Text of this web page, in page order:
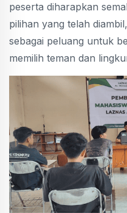
peserta diharapkan
pilihan yang telah
sebagai peluang untuk
memilih teman dan